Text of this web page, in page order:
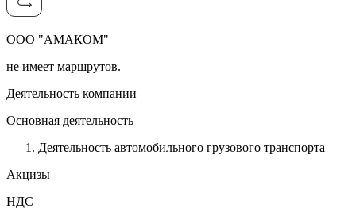
ООО "АМАКОМ"
не имеет маршрутов.
Деятельность компании
Основная деятельность
Деятельность автомобильного грузового транспорта
Акцизы
НДС